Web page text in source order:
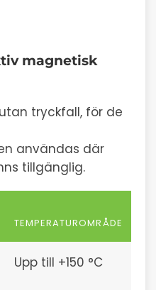
magnetisk
tryckfall, för de
användas där
tillgänglig.
TEMPERATUROMRÅDE
Upp till +150 °C